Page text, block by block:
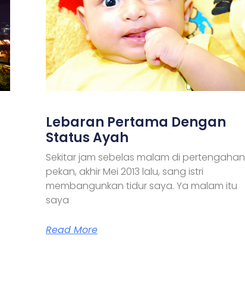
Lebaran Pertama Dengan
Status Ayah
Sekitar jam sebelas malam di pertengahan
pekan, akhir Mei 2013 lalu, sang istri
membangunkan tidur saya. Ya malam itu
saya
Read More